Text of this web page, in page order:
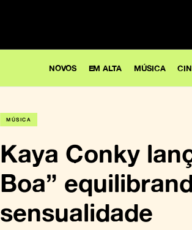
NOVOS EM ALTA MÚSICA
MÚSICA
Kaya Conky
Boa”
sensualidade